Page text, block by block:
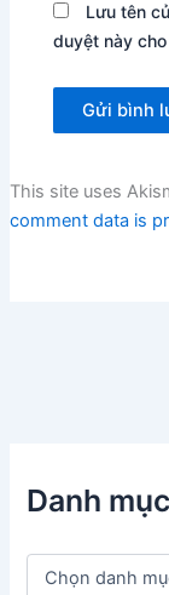
Lưu tên
duyệt này
This site uses
comment data is
Danh
D